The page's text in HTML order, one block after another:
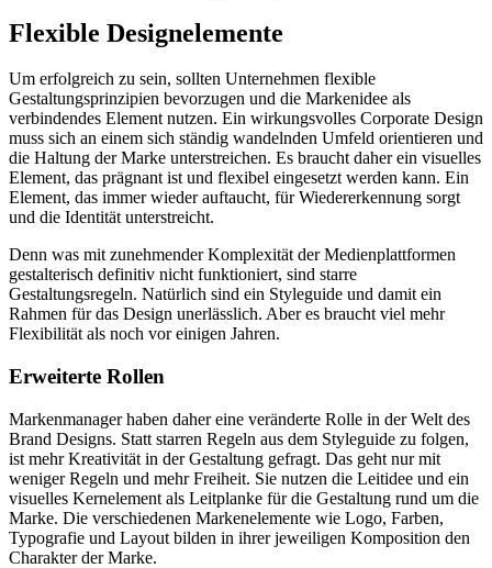
Flexible Designelemente
Um erfolgreich zu sein, sollten Unternehmen flexible
Gestaltungsprinzipien bevorzugen und die Markenidee als
verbindendes Element nutzen. Ein wirkungsvolles Corporate Design
muss sich an einem sich ständig wandelnden Umfeld orientieren und
die Haltung der Marke unterstreichen. Es braucht daher ein visuelles
Element, das prägnant ist und flexibel eingesetzt werden kann. Ein
Element, das immer wieder auftaucht, für Wiedererkennung sorgt
und die Identität unterstreicht.
Denn was mit zunehmender Komplexität der Medienplattformen
gestalterisch definitiv nicht funktioniert, sind starre
Gestaltungsregeln. Natürlich sind ein Styleguide und damit ein
Rahmen für das Design unerlässlich. Aber es braucht viel mehr
Flexibilität als noch vor einigen Jahren.
Erweiterte Rollen
Markenmanager haben daher eine veränderte Rolle in der Welt des
Brand Designs. Statt starren Regeln aus dem Styleguide zu folgen,
ist mehr Kreativität in der Gestaltung gefragt. Das geht nur mit
weniger Regeln und mehr Freiheit. Sie nutzen die Leitidee und ein
visuelles Kernelement als Leitplanke für die Gestaltung rund um die
Marke. Die verschiedenen Markenelemente wie Logo, Farben,
Typografie und Layout bilden in ihrer jeweiligen Komposition den
Charakter der Marke.